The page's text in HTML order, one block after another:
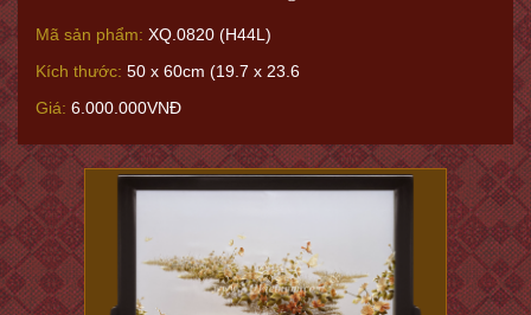
Mã sản phẩm: XQ.0820 (H44L)
Kích thước: 50 x 60cm (19.7 x 23.6
Giá: 6.000.000VNĐ